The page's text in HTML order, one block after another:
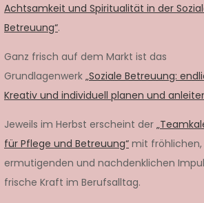
Achtsamkeit und Spiritualität in der
Betreuung“.
Ganz frisch auf dem Markt ist das
Grundlagenwerk „Soziale Betreuung:
Kreativ und individuell planen und
Jeweils im Herbst erscheint der
für Pflege und Betreuung“ mit fröhlichen,
ermutigenden und nachdenklichen
frische Kraft im Berufsalltag.